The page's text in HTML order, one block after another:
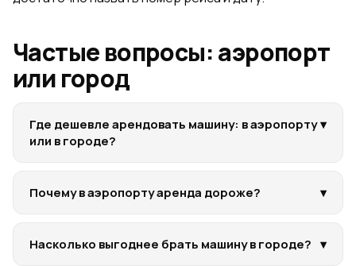
Частые вопросы: аэропорт
или город
Где дешевле арендовать машину: в аэропорту
или в городе?
▾
Почему в аэропорту аренда дороже? ▾
Насколько выгоднее брать машину в городе? ▾